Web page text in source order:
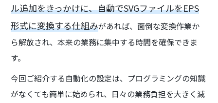
ル追加をきっかけに、自動でSVGファイルをEPS
形式に変換する仕組みがあれば、面倒な変換作業か
ら解放され、本来の業務に集中する時間を確保できま
す。
今回ご紹介する自動化の設定は、プログラミングの知識
がなくても簡単に始められ、日々の業務負担を大きく減